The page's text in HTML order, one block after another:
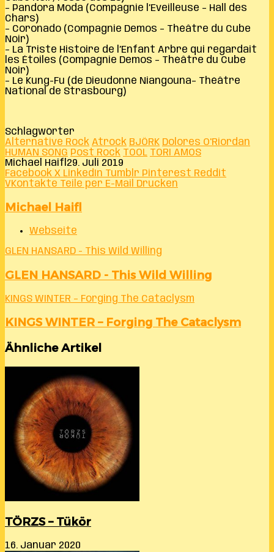
– Pandora Moda (Compagnie l’Eveilleuse – Hall des
Chars)
– Coronado (Compagnie Demos – Théâtre du Cube
Noir)
– La Triste Histoire de l’Enfant Arbre qui regardait
les Étoiles (Compagnie Demos – Théâtre du Cube
Noir)
– Le Kung-Fu (de Dieudonné Niangouna– Théâtre
National de Strasbourg)
Schlagwörter
Alternative Rock Atrock BJÖRK Dolores O'Riordan
HUMAN SONG Post Rock TOOL TORI AMOS
Michael Haifl 29. Juli 2019
Facebook X LinkedIn Tumblr Pinterest Reddit
VKontakte Teile per E-Mail Drucken
Michael Haifl
Webseite
GLEN HANSARD - This Wild Willing
GLEN HANSARD - This Wild Willing
KINGS WINTER – Forging The Cataclysm
KINGS WINTER – Forging The Cataclysm
Ähnliche Artikel
TÖRZS – Tükör
16. Januar 2020